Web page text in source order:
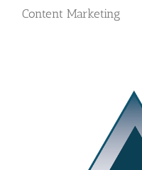
Content Marketing